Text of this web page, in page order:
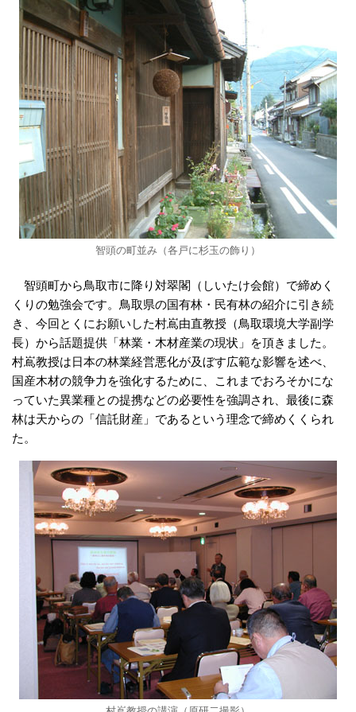
智頭の町並み（各戸に杉玉の飾り）
智頭町から鳥取市に降り対翠閣（しいたけ会館）で締めく
くりの勉強会です。鳥取県の国有林・民有林の紹介に引き続
き、今回とくにお願いした村嶌由直教授（鳥取環境大学副学
長）から話題提供「林業・木材産業の現状」を頂きました。
村嶌教授は日本の林業経営悪化が及ぼす広範な影響を述べ、
国産木材の競争力を強化するために、これまでおろそかにな
っていた異業種との提携などの必要性を強調され、最後に森
林は天からの「信託財産」であるという理念で締めくくられ
た。